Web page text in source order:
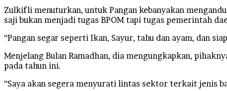
Zulkifli menuturkan, untuk Pangan kebanyakan
saji bukan menjadi tugas BPOM tapi tugas pemerintah
“Pangan segar seperti Ikan, Sayur, tahu dan ayam, dan
Menjelang Bulan Ramadhan, dia mengungkapkan,
pada tahun ini.
“Saya akan segera menyurati lintas sektor terkait jenis